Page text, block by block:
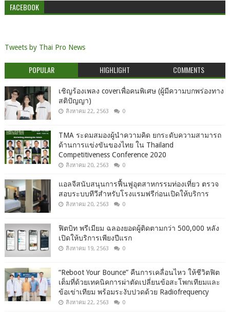
FACEBOOK
Tweets by Thai Pro News
POPULAR HIGHLIGHT COMMENTS
เชิญร้องเพลง coverเพื่อคนพิเศษ (ผู้มีความบกพร่องทาง
สติปัญญา)
สิงหาคม 22, 2563 0
TMA ระดมสมองผู้นำความคิด ยกระดับความสามารถ
ด้านการแข่งขันของไทย ใน Thailand
Competitiveness Conference 2020
สิงหาคม 20, 2563 0
แอลจีสนับสนุนการฟื้นฟูอุตสาหกรรมท่องเที่ยว ตรวจ
สอบระบบทีวีสำหรับโรงแรมฟรีก่อนเปิดให้บริการ
สิงหาคม 20, 2563 0
ฟิตบิท พรีเมียม ฉลองยอดผู้ติดตามกว่า 500,000 หลัง
เปิดให้บริการเพียงปีแรก
สิงหาคม 19, 2563 0
“Reboot Your Bounce” คืนการเคลื่อนไหว ให้ชีวิตฟิต
เต็มที่ด้วยเทคนิคการผ่าตัดเปลี่ยนข้อสะโพกเทียมและ
ข้อเข่าเทียม พร้อมระงับปวดด้วย Radiofrequency
สิงหาคม 22, 2563 0